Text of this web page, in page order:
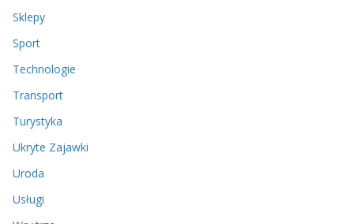
Sklepy
Sport
Technologie
Transport
Turystyka
Ukryte Zajawki
Uroda
Usługi